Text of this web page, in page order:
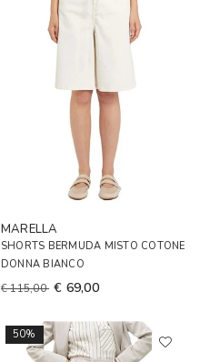
MARELLA
SHORTS BERMUDA MISTO COTONE
DONNA BIANCO
€ 115,00 € 69,00
50%